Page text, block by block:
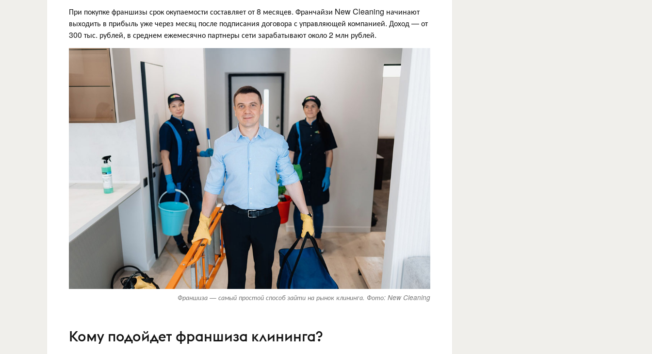
При покупке франшизы срок окупаемости составляет от 8 месяцев. Франчайзи New Cleaning начинают
выходить в прибыль уже через месяц после подписания договора с управляющей компанией. Доход — от
300 тыс. рублей, в среднем ежемесячно партнеры сети зарабатывают около 2 млн рублей.
Франшиза — самый простой способ зайти на рынок клининга. Фото: New Cleaning
Кому подойдет франшиза клининга?